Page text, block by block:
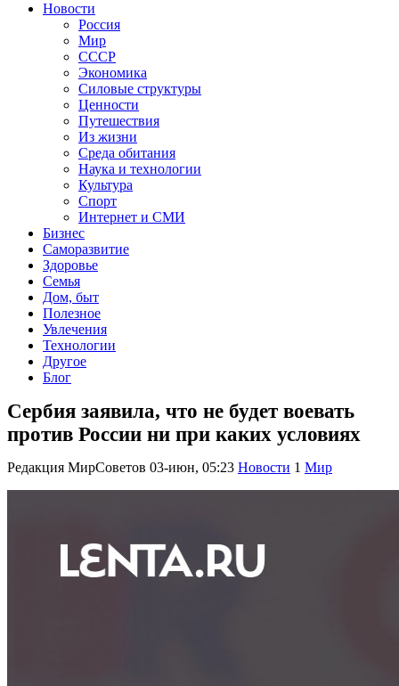
Новости
Россия
Мир
СССР
Экономика
Силовые структуры
Ценности
Путешествия
Из жизни
Среда обитания
Наука и технологии
Культура
Спорт
Интернет и СМИ
Бизнес
Саморазвитие
Здоровье
Семья
Дом, быт
Полезное
Увлечения
Технологии
Другое
Блог
Сербия заявила, что не будет воевать
против России ни при каких условиях
Редакция МирСоветов 03-июн, 05:23 Новости 1 Мир